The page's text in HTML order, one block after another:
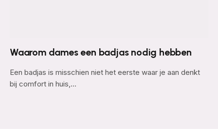
Waarom dames een badjas nodig hebben
Een badjas is misschien niet het eerste waar je aan denkt
bij comfort in huis,…